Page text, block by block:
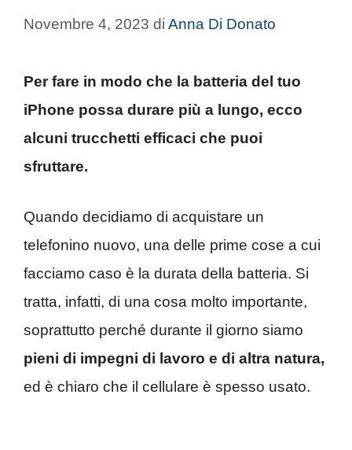
Novembre 4, 2023 di Anna Di Donato
Per fare in modo che la batteria del tuo
iPhone possa durare più a lungo, ecco
alcuni trucchetti efficaci che puoi
sfruttare.
Quando decidiamo di acquistare un
telefonino nuovo, una delle prime cose a cui
facciamo caso è la durata della batteria. Si
tratta, infatti, di una cosa molto importante,
soprattutto perché durante il giorno siamo
pieni di impegni di lavoro e di altra natura,
ed è chiaro che il cellulare è spesso usato.